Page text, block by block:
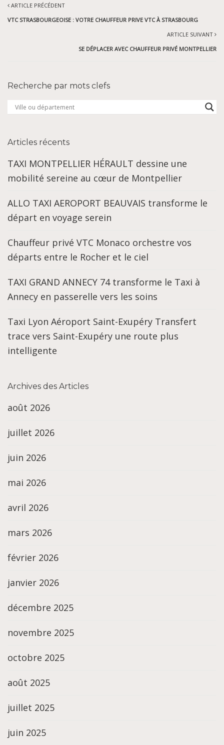
ARTICLE PRÉCÉDENT
VTC STRASBOURGEOISE : VOTRE CHAUFFEUR PRIVE VTC À STRASBOURG
ARTICLE SUIVANT
SE DÉPLACER AVEC CHAUFFEUR PRIVÉ MONTPELLIER
Recherche par mots clefs
Articles récents
TAXI MONTPELLIER HÉRAULT dessine une
mobilité sereine au cœur de Montpellier
ALLO TAXI AEROPORT BEAUVAIS transforme le
départ en voyage serein
Chauffeur privé VTC Monaco orchestre vos
départs entre le Rocher et le ciel
TAXI GRAND ANNECY 74 transforme le Taxi à
Annecy en passerelle vers les soins
Taxi Lyon Aéroport Saint-Exupéry Transfert
trace vers Saint-Exupéry une route plus
intelligente
Archives des Articles
août 2026
juillet 2026
juin 2026
mai 2026
avril 2026
mars 2026
février 2026
janvier 2026
décembre 2025
novembre 2025
octobre 2025
août 2025
juillet 2025
juin 2025